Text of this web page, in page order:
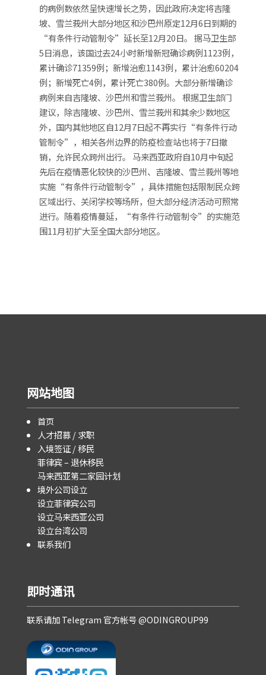
的病例数依然呈快速增长之势，因此政府决定将吉隆
坡、雪兰莪州大部分地区和沙巴州原定12月6日到期的
“有条件行动管制令”延长至12月20日。 据马卫生部
5日消息，该国过去24小时新增新冠确诊病例1123例，
累计确诊71359例；新增治愈1143例，累计治愈60204
例；新增死亡4例，累计死亡380例。大部分新增确诊
病例来自吉隆坡、沙巴州和雪兰莪州。 根据卫生部门
建议，除吉隆坡、沙巴州、雪兰莪州和其余少数地区
外，国内其他地区自12月7日起不再实行“有条件行动
管制令”，相关各州边界的防疫检查站也将于7日撤
销，允许民众跨州出行。 马来西亚政府自10月中旬起
先后在疫情恶化较快的沙巴州、吉隆坡、雪兰莪州等地
实施“有条件行动管制令”，具体措施包括限制民众跨
区域出行、关闭学校等场所，但大部分经济活动可照常
进行。随着疫情蔓延，“有条件行动管制令”的实施范
围11月初扩大至全国大部分地区。
网站地图
首页
人才招募 / 求职
入境签证 / 移民
菲律宾 – 退休移民
马来西亚第二家园计划
境外公司设立
设立菲律宾公司
设立马来西亚公司
设立台湾公司
联系我们
即时通讯
联系请加 Telegram 官方帐号 @ODINGROUP99